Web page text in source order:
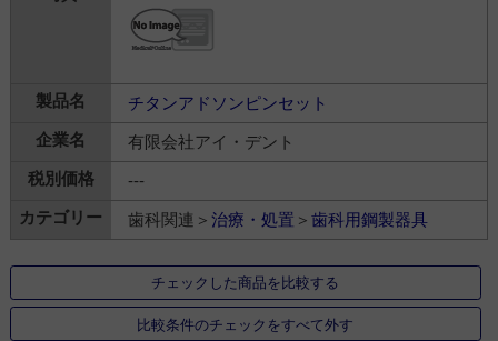
チタンアドソンピンセット
有限会社アイ・デント
---
歯科関連＞ 治療・処置 ＞ 歯科用鋼製器具
チェックした商品を比較する
比較条件のチェックをすべて外す